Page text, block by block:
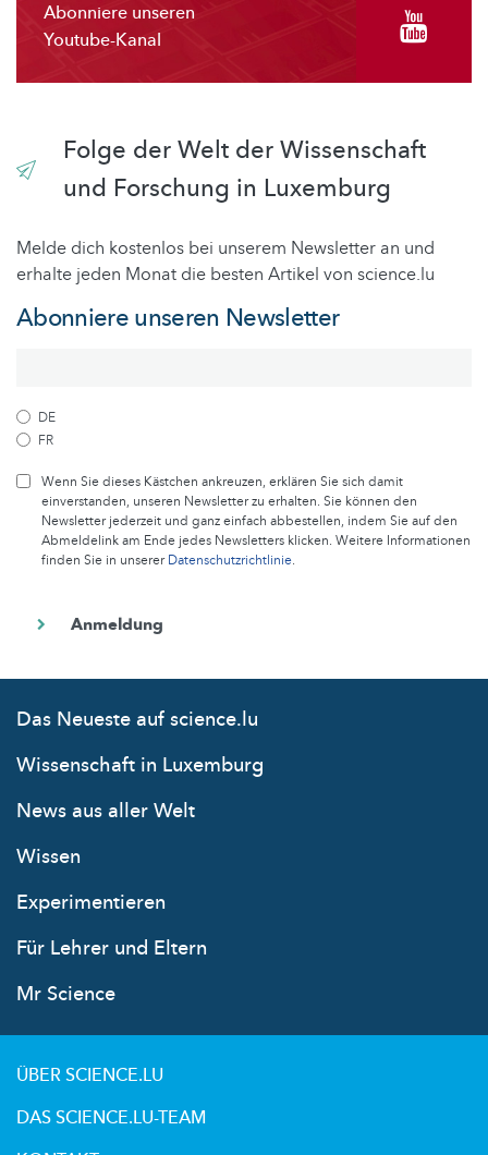
Abonniere unseren
Youtube-Kanal
Folge der Welt der Wissenschaft
und Forschung in Luxemburg
Melde dich kostenlos bei unserem Newsletter an und
erhalte jeden Monat die besten Artikel von science.lu
Abonniere unseren Newsletter
DE
FR
Wenn Sie dieses Kästchen ankreuzen, erklären Sie sich damit
einverstanden, unseren Newsletter zu erhalten. Sie können den
Newsletter jederzeit und ganz einfach abbestellen, indem Sie auf den
Abmeldelink am Ende jedes Newsletters klicken. Weitere Informationen
finden Sie in unsererDatenschutzrichtlinie.
Das Neueste auf science.lu
Wissenschaft in Luxemburg
News aus aller Welt
Wissen
Experimentieren
Für Lehrer und Eltern
Mr Science
ÜBER SCIENCE.LU
DAS SCIENCE.LU-TEAM